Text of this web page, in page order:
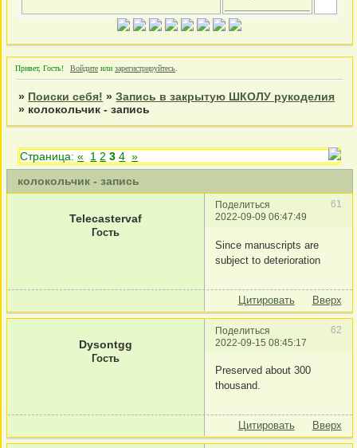
Привет, Гость! Войдите или зарегистрируйтесь
» Поиски себя! »Запись в закрытую ШКОЛУ рукоделия
» колокольчик - запись
колокольчик - запись
Страница:« 1 2 3 4 »
Поделиться
61
2022-09-09 06:47:49
Telecastervaf
Гость
Since manuscripts are
subject to deterioration
Цитировать Вверх
Поделиться
62
2022-09-15 08:45:17
Dysontgg
Гость
Preserved about 300
thousand.
Цитировать Вверх